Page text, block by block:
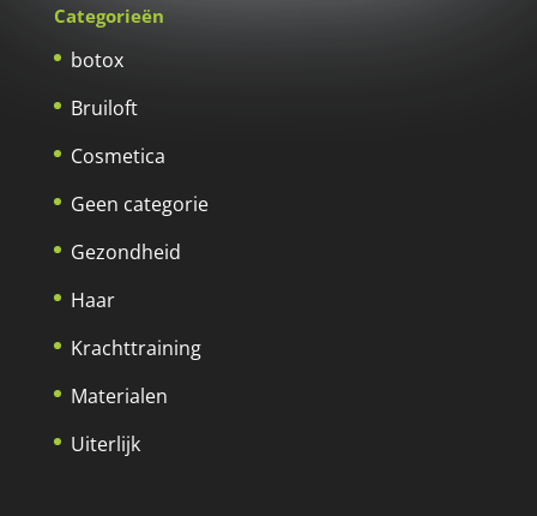
Categorieën
botox
Bruiloft
Cosmetica
Geen categorie
Gezondheid
Haar
Krachttraining
Materialen
Uiterlijk